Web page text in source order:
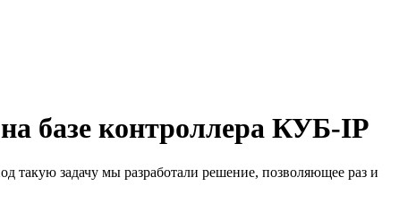
базе контроллера КУБ-IP
такую задачу мы разработали решение, позволяющее раз и